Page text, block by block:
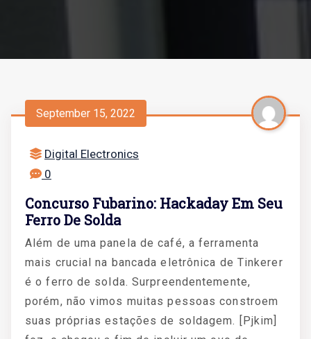
September 15, 2022
Digital Electronics
0
Concurso Fubarino: Hackaday Em Seu
Ferro De Solda
Além de uma panela de café, a ferramenta
mais crucial na bancada eletrônica de Tinkerer
é o ferro de solda. Surpreendentemente,
porém, não vimos muitas pessoas constroem
suas próprias estações de soldagem. [Pjkim]